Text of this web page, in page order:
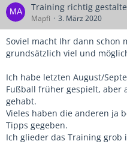
Training richtig
Mapfi 3. März 2020
Soviel macht Ihr dann schon
grundsätzlich viel und
Ich habe letzten August/
Fußball früher gespielt, aber
gehabt.
Vieles haben die anderen ja
Tipps gegeben.
Ich glieder das Training grob